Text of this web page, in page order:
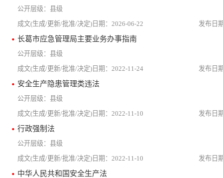
县级
2026-06-22
长葛市应急管理局主要业务办事指南
县级
2022-11-24
安全生产隐患管理类违法
县级
2022-11-10
行政强制法
县级
2022-11-10
中华人民共和国安全生产法